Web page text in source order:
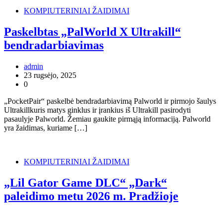
KOMPIUTERINIAI ŽAIDIMAI
Paskelbtas „PalWorld X Ultrakill“
bendradarbiavimas
admin
23 rugsėjo, 2025
0
„PocketPair“ paskelbė bendradarbiavimą Palworld ir pirmojo šaulys
Ultrakillkuris matys ginklus ir įrankius iš Ultrakill pasirodyti
pasaulyje Palworld. Žemiau gaukite pirmąją informaciją. Palworld
yra žaidimas, kuriame […]
KOMPIUTERINIAI ŽAIDIMAI
„Lil Gator Game DLC“ „Dark“
paleidimo metu 2026 m. Pradžioje